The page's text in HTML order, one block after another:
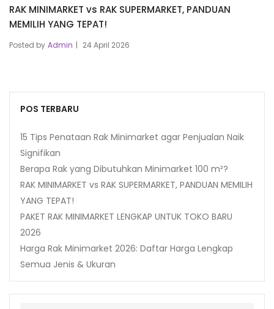
RAK MINIMARKET vs RAK SUPERMARKET, PANDUAN
MEMILIH YANG TEPAT!
Posted by Admin 24 April 2026
POS TERBARU
15 Tips Penataan Rak Minimarket agar Penjualan Naik
Signifikan
Berapa Rak yang Dibutuhkan Minimarket 100 m²?
RAK MINIMARKET vs RAK SUPERMARKET, PANDUAN MEMILIH
YANG TEPAT!
PAKET RAK MINIMARKET LENGKAP UNTUK TOKO BARU
2026
Harga Rak Minimarket 2026: Daftar Harga Lengkap
Semua Jenis & Ukuran